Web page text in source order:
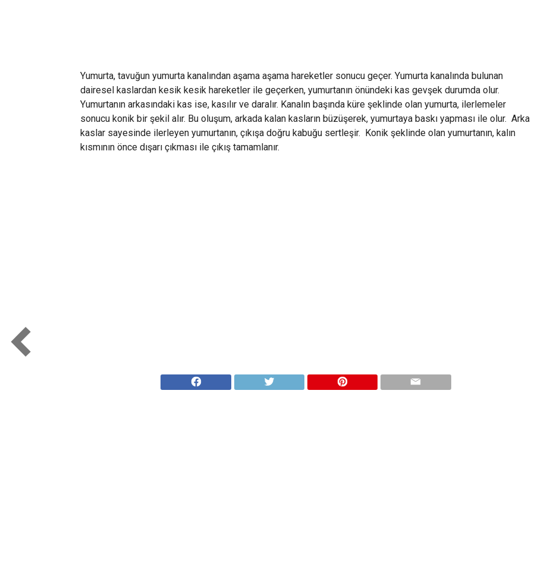
Yumurta, tavuğun yumurta kanalından aşama aşama hareketler sonucu geçer. Yumurta kanalında bulunan
dairesel kaslardan kesik kesik hareketler ile geçerken, yumurtanın önündeki kas gevşek durumda olur.
Yumurtanın arkasındaki kas ise, kasılır ve daralır. Kanalın başında küre şeklinde olan yumurta, ilerlemeler
sonucu konik bir şekil alır. Bu oluşum, arkada kalan kasların büzüşerek, yumurtaya baskı yapması ile olur. Arka
kaslar sayesinde ilerleyen yumurtanın, çıkışa doğru kabuğu sertleşir. Konik şeklinde olan yumurtanın, kalın
kısmının önce dışarı çıkması ile çıkış tamamlanır.